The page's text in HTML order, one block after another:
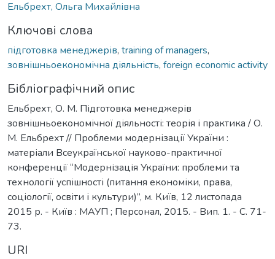
Ельбрехт, Ольга Михайлівна
Ключові слова
підготовка менеджерів, training of managers,
зовнішньоекономічна діяльність, foreign economic activity
Бібліографічний опис
Ельбрехт, О. М. Підготовка менеджерів
зовнішньоекономічної діяльності: теорія і практика / О.
М. Ельбрехт // Проблеми модернізації України :
матеріали Всеукраїнської науково-практичної
конференції “Модернізація України: проблеми та
технології успішності (питання економіки, права,
соціології, освіти і культури)”, м. Київ, 12 листопада
2015 р. - Київ : МАУП ; Персонал, 2015. - Вип. 1. - С. 71-
73.
URI